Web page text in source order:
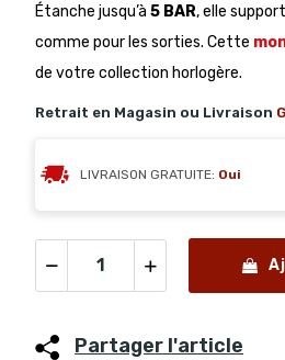
Étanche jusqu’à 5 BAR, elle
comme pour les sorties. Cette
de votre collection horlogère.
Retrait en Magasin ou Livraison
LIVRAISON GRATUITE: Oui
Partager l'article